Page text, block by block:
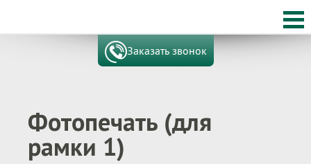
Заказать звонок
Фотопечать (для
рамки 1)